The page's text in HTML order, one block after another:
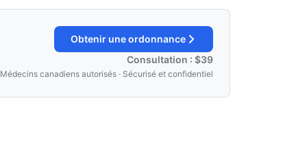
Obtenir une ordonnance
Consultation : $39
Médecins canadiens autorisés · Sécurisé et confidentiel